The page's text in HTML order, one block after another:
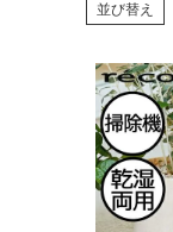
並び替え